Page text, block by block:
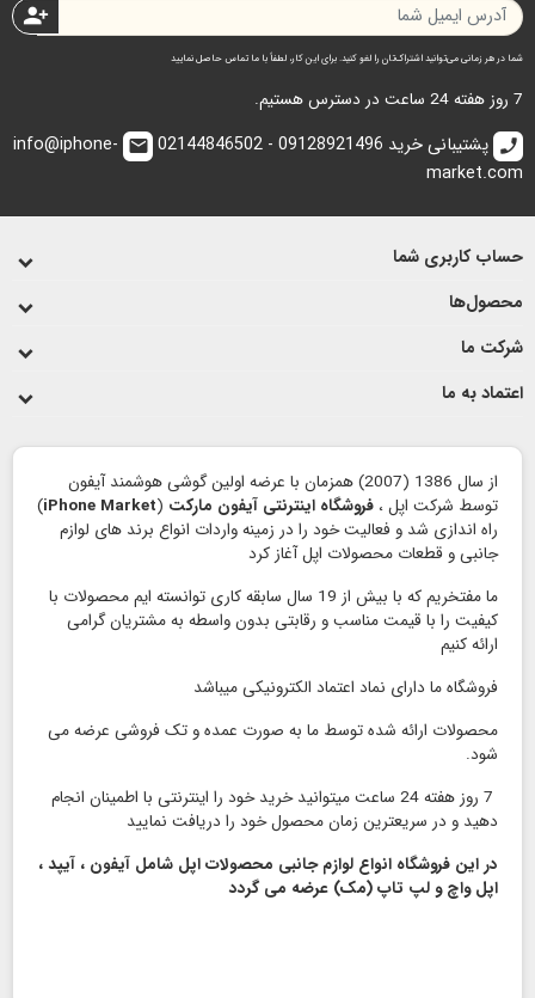
person_add
شما در هر زمانی می‌توانید اشتراک‌تان را لغو کنید. برای این کار، لطفاً با ما تماس حاصل نمایید
7 روز هفته 24 ساعت در دسترس هستیم.
call پشتیبانی خرید 09128921496 - 02144846502 email
info@iphone-
market.com
حساب کاربری شما
محصول‌ها
شرکت ما
اعتماد به ما
از سال 1386 (2007) همزمان با عرضه اولین گوشی هوشمند آیفون
توسط شرکت اپل ، فروشگاه اینترنتی آیفون مارکت (
iPhone Market
)
راه اندازی شد و فعالیت خود را در زمینه واردات انواع برند های لوازم
جانبی و قطعات محصولات اپل آغاز کرد
ما مفتخریم که با بیش از 19 سال سابقه کاری توانسته ایم محصولات با
کیفیت را با قیمت مناسب و رقابتی بدون واسطه به مشتریان گرامی
ارائه کنیم
فروشگاه ما دارای نماد اعتماد الكترونیكی میباشد
محصولات ارائه شده توسط ما به صورت عمده و تک فروشی عرضه می
شود.
7 روز هفته 24 ساعت میتوانید خرید خود را اینترنتی با اطمینان انجام
دهید و در سریعترین زمان محصول خود را دریافت نمایید
در این فروشگاه انواع لوازم جانبی محصولات اپل شامل آیفون ، آیپد ،
اپل واچ و لپ تاپ (مک) عرضه می گردد